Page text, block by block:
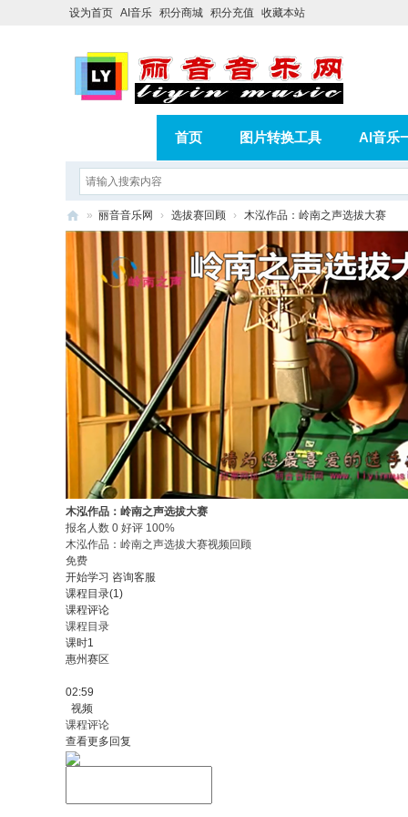
设为首页 AI音乐 积分商城 积分充值 收藏本站
首页 图片转换工具 AI音乐
相册 分享 记录
» 丽音音乐网 › 选拔赛回顾 › 木泓作品：岭南之声选拔大赛
木泓作品：岭南之声选拔大赛
报名人数 0 好评 100%
木泓作品：岭南之声选拔大赛视频回顾
免费
开始学习 咨询客服
课程目录(1)
课程评论
课程目录
课时1
惠州赛区
02:59
视频
课程评论
查看更多回复